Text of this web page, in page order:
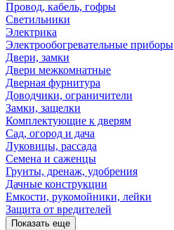
Провод, кабель, гофры
Светильники
Электрика
Электрообогревательные приборы
Двери, замки
Двери межкомнатные
Дверная фурнитура
Доводчики, ограничители
Замки, защелки
Комплектующие к дверям
Сад, огород и дача
Луковицы, рассада
Семена и саженцы
Грунты, дренаж, удобрения
Дачные конструкции
Емкости, рукомойники, лейки
Защита от вредителей
Показать еще